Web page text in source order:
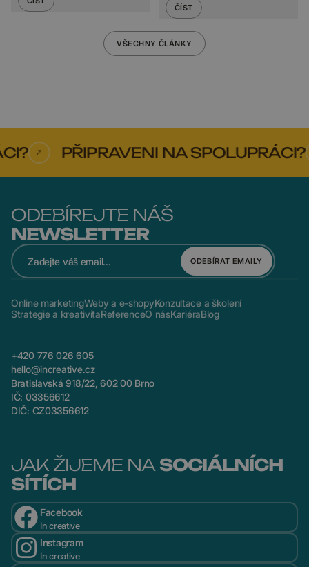
ČÍST
VŠECHNY ČLÁNKY
PŘIPRAVENI NA SPOLUPRÁCI?
ODEBÍREJTE NÁŠ
NEWSLETTER
ODEBÍRAT EMAILY
Online marketingWeby a e-shopyKonzultace a školení
Strategie a kreativitaReferenceO násKariéraBlog
+420 776 026 605
hello@increative.cz
Bratislavská 918/22, 602 00 Brno
IČ: 03356612
DIČ: CZ03356612
JAK ŽIJEME NA SOCIÁLNÍCH
SÍTÍCH
Facebook
In creative
Instagram
In creative